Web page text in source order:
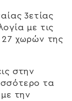
3ετίας
με τις
χωρών της
στην
τα
την